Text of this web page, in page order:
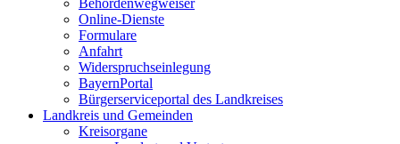
Behördenwegweiser
Online-Dienste
Formulare
Anfahrt
Widerspruchseinlegung
BayernPortal
Bürgerserviceportal des Landkreises
Landkreis und Gemeinden
Kreisorgane